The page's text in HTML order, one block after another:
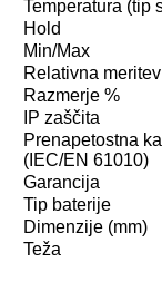
Temperatura (tip
Hold
Min/Max
Relativna meritev
Razmerje %
IP zaščita
Prenapetostna
(IEC/EN 61010)
Garancija
Tip baterije
Dimenzije (mm)
Teža